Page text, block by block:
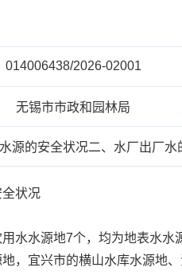
014006438/2026-02001
无锡市市政和园林局
源的安全状况二、水厂出厂
状况
水源地7个，均为地表水水
，宜兴市的横山水库水源地